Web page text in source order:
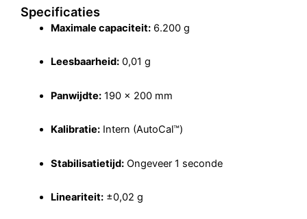
Specificaties
Maximale capaciteit:6.200 g
Leesbaarheid: 0,01 g
Panwijdte: 190 × 200 mm
Kalibratie: Intern (AutoCal™)
Stabilisatietijd: Ongeveer 1 seconde
Lineariteit: ±0,02 g